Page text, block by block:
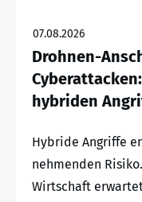
07.08.2026
Drohnen-
hybriden
Hybride Angriffe
nehmenden
Wirtschaft